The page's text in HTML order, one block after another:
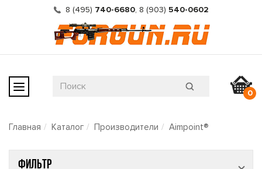
8 (495) 740-6680, 8 (903) 540-0602
0
Главная Каталог Производители Aimpoint®
Фильтр